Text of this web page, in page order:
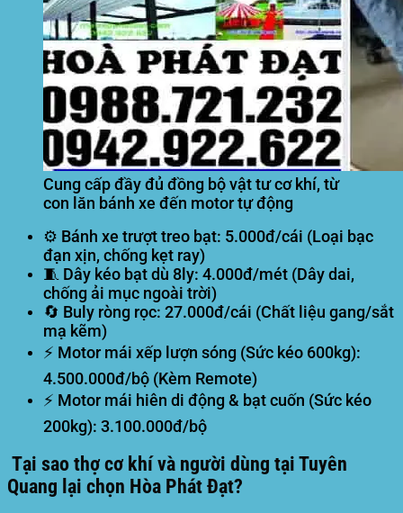
Cung cấp đầy đủ đồng bộ vật tư cơ khí, từ
con lăn bánh xe đến motor tự động
⚙️ Bánh xe trượt treo bạt: 5.000đ/cái (Loại bạc
đạn xịn, chống kẹt ray)
🧵 Dây kéo bạt dù 8ly: 4.000đ/mét (Dây dai,
chống ải mục ngoài trời)
🔄 Buly ròng rọc: 27.000đ/cái (Chất liệu gang/sắt
mạ kẽm)
⚡ Motor mái xếp lượn sóng (Sức kéo 600kg):
4.500.000đ/bộ (Kèm Remote)
⚡ Motor mái hiên di động & bạt cuốn (Sức kéo
200kg): 3.100.000đ/bộ
Tại sao thợ cơ khí và người dùng tại Tuyên
Quang lại chọn Hòa Phát Đạt?